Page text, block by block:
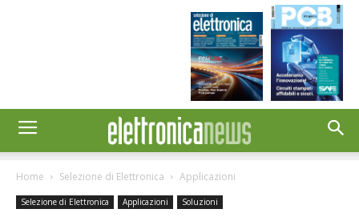
Home Selezione di Elettronica Applicazioni
Selezione di Elettronica Applicazioni Soluzioni